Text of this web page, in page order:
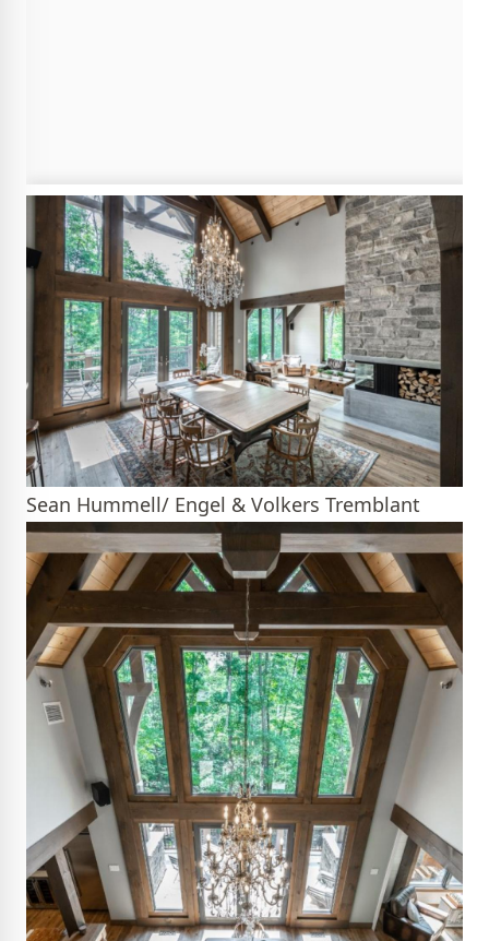
Sean Hummell/ Engel & Volkers Tremblant